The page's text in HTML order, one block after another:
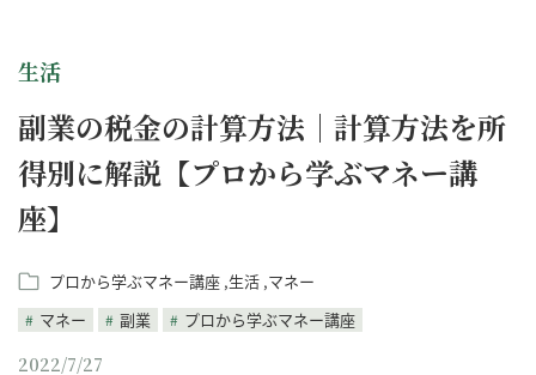
生活
副業の税金の計算方法｜計算方法を所
得別に解説【プロから学ぶマネー講
座】
プロから学ぶマネー講座 生活 マネー
マネー
副業 プロから学ぶマネー講座
2022/7/27